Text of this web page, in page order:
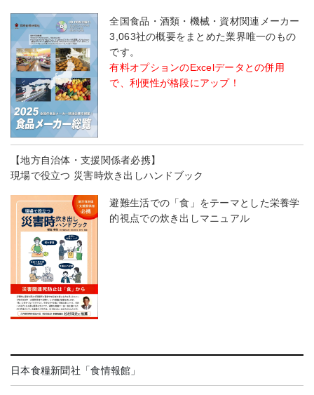
全国食品・酒類・機械・資材関連メーカー
3,063社の概要をまとめた業界唯一のもの
です。
有料オプションのExcelデータとの併用
で、利便性が格段にアップ！
【地方自治体・支援関係者必携】
現場で役立つ 災害時炊き出しハンドブック
避難生活での「食」をテーマとした栄養学
的視点での炊き出しマニュアル
日本食糧新聞社「食情報館」